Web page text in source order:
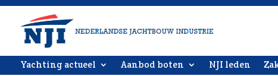
Yachting actueel Aanbod boten NJI leden